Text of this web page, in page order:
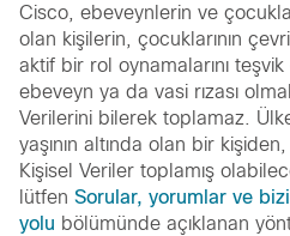
Cisco, ebeveynlerin ve
olan kişilerin, çocuklarının
aktif bir rol oynamalarını
ebeveyn ya da vasi rızası
Verilerini bilerek toplamaz.
yaşının altında olan bir
Kişisel Veriler toplamış
lütfen Sorular, yorumlar ve
yolu bölümünde açıklanan